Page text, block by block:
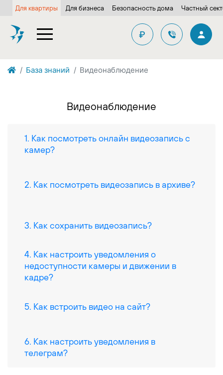
Для квартиры Для бизнеса Безопасность дома Частный
₽
База знаний Видеонаблюдение
Видеонаблюдение
1. Как посмотреть онлайн видеозапись с
камер?
2. Как посмотреть видеозапись в архиве?
3. Как сохранить видеозапись?
4. Как настроить уведомления о
недоступности камеры и движении в
кадре?
5. Как встроить видео на сайт?
6. Как настроить уведомления в
телеграм?